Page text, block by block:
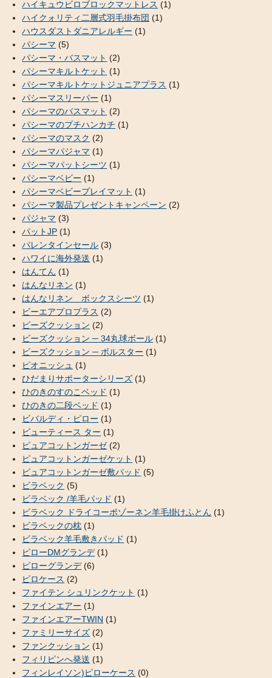
ハイキュウビロブロックマットレス (1)
ハイクォリティ二層式羽毛掛布団 (1)
ハウスダストダニアレルギー (1)
パシーマ (5)
パシーマ・バスマット (2)
パシーマキルトケット (1)
パシーマキルトケットジュニアプラス (1)
パシーマスリーパー (1)
パシーマのバスマット (2)
パシーマのプチハンカチ (1)
パシーマのマスク (2)
パシーマパジャマ (1)
パシーマパットシーツ (1)
パシーマベビー (1)
パシーマベビープレイマット (1)
パシーマ製品プレゼントキャンペーン (2)
パジャマ (3)
パットJP (1)
バレンタインセール (3)
ハワイに海外発送 (1)
はんてん (1)
はんなリネン (1)
はんなリネン ボックスシーツ (1)
ビーエアプロプラス (2)
ビーズクッション (2)
ビーズクッション ─ 34丸球ボール (1)
ビーズクッション ─ ボルスター (1)
ピオニッシュ (1)
ひだまりサポーターシリーズ (1)
ひのきのすのこベッド (1)
ひのきの二段ベッド (1)
ビバルディ・ピロー (1)
ビューティース ター (1)
ピュアコットンガーゼ(2)
ピュアコットンガーゼケット (1)
ピュアコットンガーゼ敷パッド (5)
ビラベック (5)
ビラベック /羊毛パッド (1)
ビラベック ドライコーポゾーネン羊毛掛けふとん (1)
ビラベックの枕 (1)
ビラベック羊毛敷きパッド (1)
ピローDMグランデ(1)
ピローグランデ(6)
ピロケース (2)
ファイテン シュリンクケット (1)
ファインエアー (1)
ファインエアーTWIN (1)
ファミリーサイズ (2)
ファンクッション (1)
フィリピンへ発送 (1)
フィンレイソン)ピローケース (0)